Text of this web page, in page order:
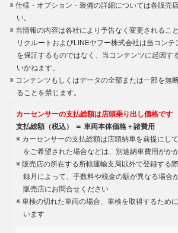
仕様・オプション・装備の詳細については各販売
い。
当情報の内容は各社により予告なく変更されるこ
リクルートおよびLINEヤフー株式会社は当コンテ
を保証するものではなく、当コンテンツに起因す
いかねます。
コンテンツもしくはデータの全部または一部を無
ることを禁じます。
カーセンサーの支払総額は店頭乗り出し価格です
支払総額（税込） ＝ 車両本体価格＋諸費用
カーセンサーの支払総額は店頭納車を前提にし
をご希望された場合などは、別途納車費用がか
販売店の所在する所轄運輸支局以外で登録する
録月によって、手数料や税金の額が異なる場合
販売店にお問合せください
車検の切れた車両の場合、車検を取得するため
います